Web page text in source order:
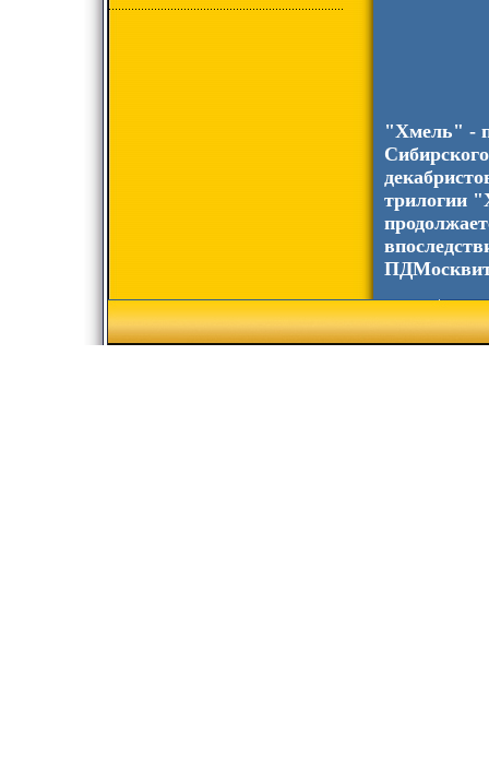
"Хмель" -
трилогии